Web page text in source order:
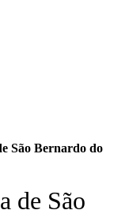
São Bernardo do
de São